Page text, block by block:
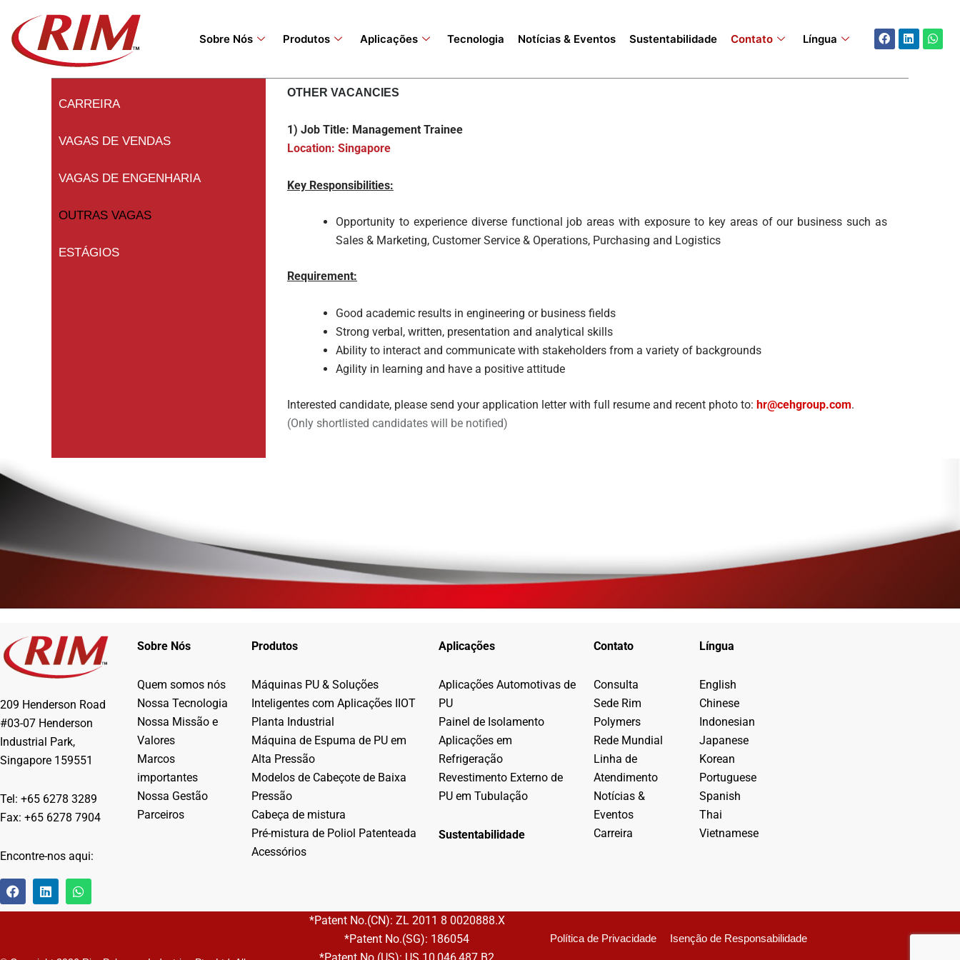
content
Sobre Nós Produtos Aplicações Tecnologia Notícias & Eventos Sustentabilidade Contato Língua Facebook
Linkedin
CARREIRA
VAGAS DE VENDAS
VAGAS DE ENGENHARIA
OUTRAS VAGAS
ESTÁGIOS
OTHER VACANCIES
1) Job Title: Management Trainee
Location: Singapore
Key Responsibilities:
Opportunity to experience diverse functional job areas with exposure to key areas of our business such as
Sales & Marketing, Customer Service & Operations, Purchasing and Logistics
Requirement:
Good academic results in engineering or business fields
Strong verbal, written, presentation and analytical skills
Ability to interact and communicate with stakeholders from a variety of backgrounds
Agility in learning and have a positive attitude
Interested candidate, please send your application letter with full resume and recent photo to: hr@cehgroup.com.
(Only shortlisted candidates will be notified)
209 Henderson Road
#03-07 Henderson
Industrial Park,
Singapore 159551
Tel: +65 6278 3289
Fax: +65 6278 7904
Encontre-nos aqui:
F
a
c
L
i
n
W
h
a
Sobre Nós
Quem somos nós
Nossa Tecnologia
Nossa Missão e
Valores
Marcos
importantes
Nossa Gestão
Parceiros
Produtos
Máquinas PU & Soluções
Inteligentes com Aplicações IIOT
Planta Industrial
Máquina de Espuma de PU em
Alta Pressão
Modelos de Cabeçote de Baixa
Pressão
Cabeça de mistura
Pré-mistura de Poliol Patenteada
Acessórios
Aplicações
Aplicações Automotivas de
PU
Painel de Isolamento
Aplicações em
Refrigeração
Revestimento Externo de
PU em Tubulação
Sustentabilidade
Contato
Consulta
Sede Rim
Polymers
Rede Mundial
Linha de
Atendimento
Notícias &
Eventos
Carreira
Língua
English
Chinese
Indonesian
Japanese
Korean
Portuguese
Spanish
Thai
Vietnamese
*Patent No.(CN): ZL 2011 8 0020888.X
*Patent No.(SG): 186054
Política de Privacidade Isenção de Responsabilidade